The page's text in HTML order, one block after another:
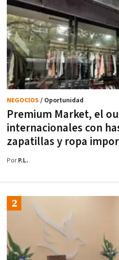
Premium Market, el
internacionales con
zapatillas y ropa
NEGOCIOS / Oportunidad
PorP.L.